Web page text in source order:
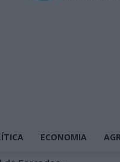
ECONOMIA